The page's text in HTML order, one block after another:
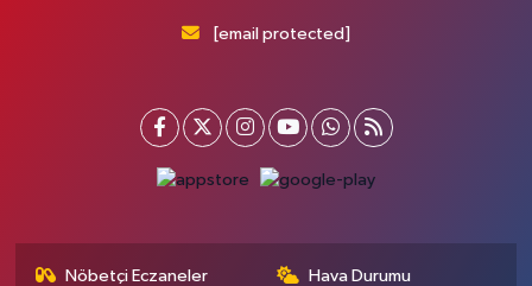
[email protected]
Nöbetçi Eczaneler Hava Durumu